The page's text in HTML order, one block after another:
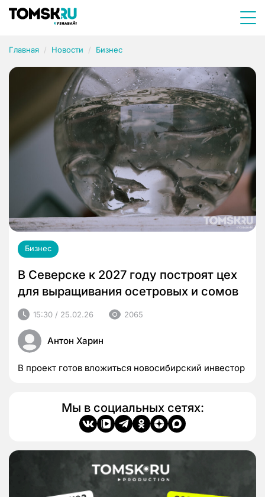
Главная Новости Бизнес
Бизнес
В Северске к 2027 году построят цех
для выращивания осетровых и сомов
15:30 / 25.02.26 2065
Антон Харин
В проект готов вложиться новосибирский инвестор
Мы в социальных сетях: